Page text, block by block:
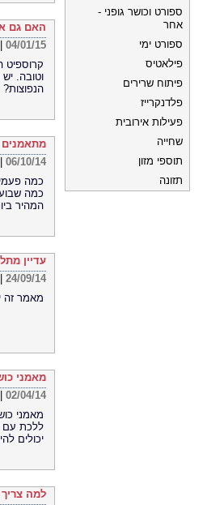
האם גם
04/01/15
קרוספיט
וטובה.
הנפוצות?
מתאמנים
06/10/14
כמה
כמה
המהיר
עדיין
24/09/14
מאמר זה
מאמני
02/04/14
מאמני
ללכת עם
יכולים
למה
ספורט וכושר גופני -
אחר
ספורט ימי
פילאטיס
פיתוח שרירים
פלדנקרייז
פעילות אירובית
שחייה
תוספי מזון
תזונה